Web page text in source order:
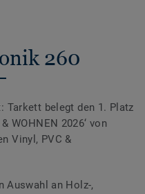
260
Tarkett belegt den 1. Platz
WOHNEN 2026‘ von
Vinyl, PVC &
Auswahl an Holz-,